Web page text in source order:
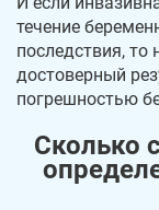
течение
последствия, то
достоверный
погрешностью
Сколько